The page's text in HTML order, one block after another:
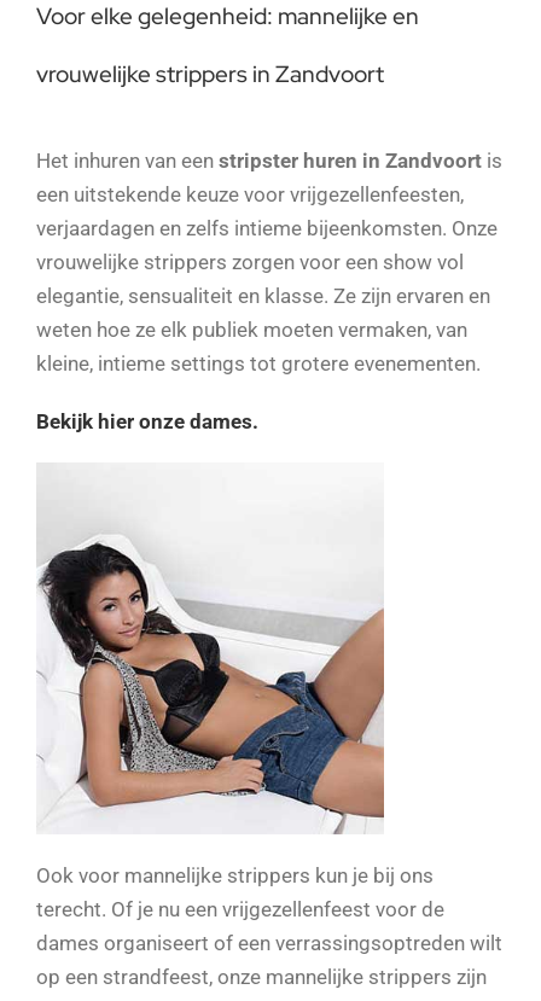
Voor elke gelegenheid: mannelijke en
vrouwelijke strippers in Zandvoort
Het inhuren van een stripster huren in Zandvoortis
een uitstekende keuze voor vrijgezellenfeesten,
verjaardagen en zelfs intieme bijeenkomsten. Onze
vrouwelijke strippers zorgen voor een show vol
elegantie, sensualiteit en klasse. Ze zijn ervaren en
weten hoe ze elk publiek moeten vermaken, van
kleine, intieme settings tot grotere evenementen.
Bekijk hier onze dames.
Ook voor mannelijke strippers kun je bij ons
terecht. Of je nu een vrijgezellenfeest voor de
dames organiseert of een verrassingsoptreden wilt
op een strandfeest, onze mannelijke strippers zijn